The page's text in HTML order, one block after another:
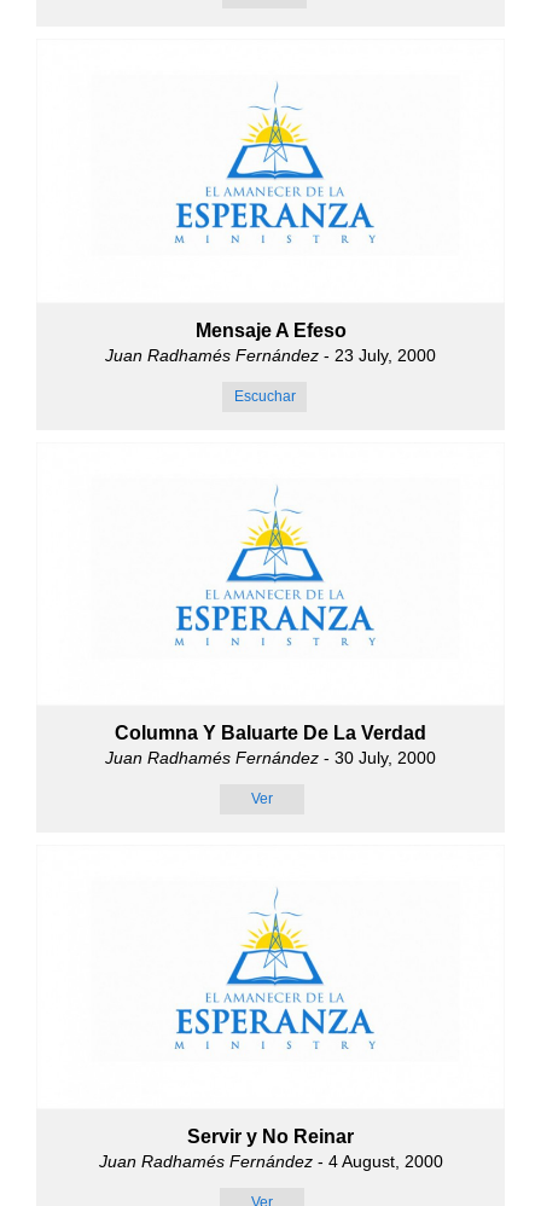
Mensaje A Efeso
Juan Radhamés Fernández - 23 July, 2000
Escuchar
Columna Y Baluarte De La Verdad
Juan Radhamés Fernández - 30 July, 2000
Ver
Servir y No Reinar
Juan Radhamés Fernández- 4 August, 2000
Ver